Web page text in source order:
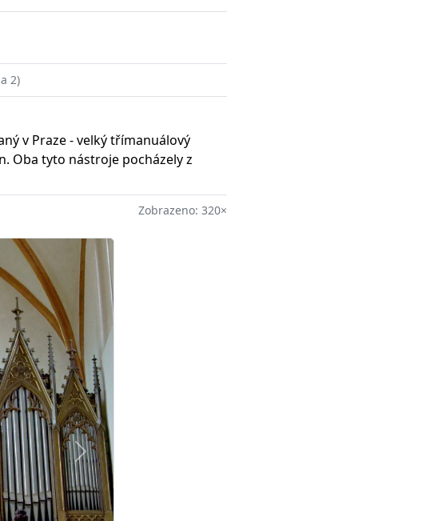
2)
v Praze - velký třímanuálový
Oba tyto nástroje pocházely z
Zobrazeno: 320×
Další